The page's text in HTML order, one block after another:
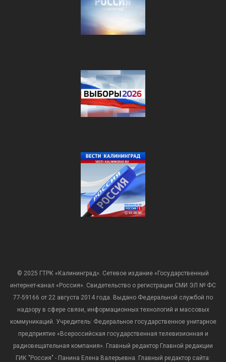
© 2025 ГТРК «Калининград». Сетевое издание «Государственный
интернет-канал «Россия». Свидетельство о регистрации СМИ ЭЛ № ФС
77-59166 от 22 августа 2014 года. Выдано Федеральной службой по
надзору в сфере связи, информационных технологий и массовых
коммуникаций. Учредитель: Федеральное государственное унитарное
предприятие «Всероссийская государственная телевизионная и
радиовещательная компания». Главный редактор Главной редакции
ГИК "Россия" - Панина Елена Валерьевна. Главный редактор сайта: